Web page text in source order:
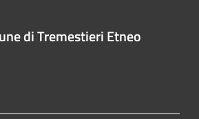
di Tremestieri Etneo